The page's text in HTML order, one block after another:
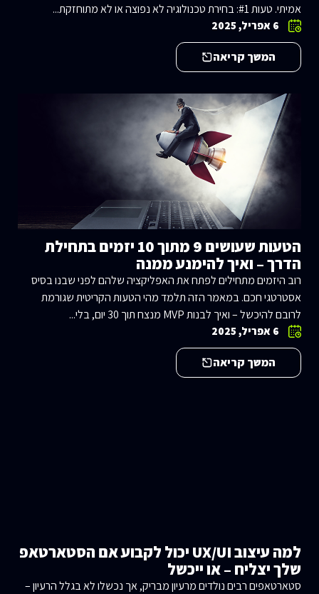
אמיתי. טעות #1: בחירת טכנולוגיה לא נפוצה או לא מתוחזקת...
6 אפריל, 2025
המשך קריאה
הטעות שעושים 9 מתוך 10 יזמים בתחילת
הדרך – ואיך להימנע ממנה
רוב היזמים מתחילים לפתח את האפליקציה שלהם לפני שבנו בסיס
אסטרטגי חכם. במאמר הזה תלמד מהי הטעות הקריטית שגורמת
לרובם להיכשל – ואיך לבנות MVP מנצח תוך 30 יום, בלי...
6 אפריל, 2025
המשך קריאה
למה עיצוב UX/UI יכול לקבוע אם הסטארטאפ
שלך יצליח – או ייכשל
סטארטאפים רבים נולדים מרעיון מבריק, אך נכשלו לא בגלל הרעיון –